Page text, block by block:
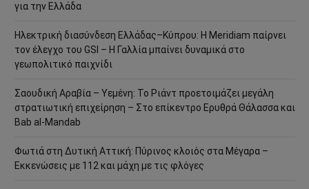
για την Ελλάδα
Ηλεκτρική διασύνδεση Ελλάδας–Κύπρου: Η Meridiam παίρνει
τον έλεγχο του GSI – Η Γαλλία μπαίνει δυναμικά στο
γεωπολιτικό παιχνίδι
Σαουδική Αραβία – Υεμένη: Το Ριάντ προετοιμάζει μεγάλη
στρατιωτική επιχείρηση – Στο επίκεντρο Ερυθρά Θάλασσα και
Bab al-Mandab
Φωτιά στη Δυτική Αττική: Πύρινος κλοιός στα Μέγαρα –
Εκκενώσεις με 112 και μάχη με τις φλόγες